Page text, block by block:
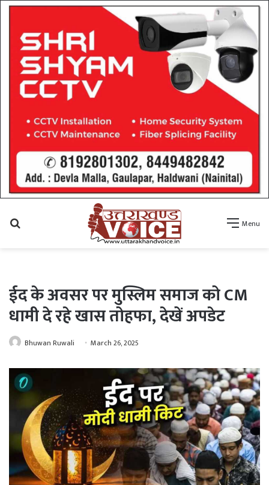
Menu
ईद के अवसर पर मुस्लिम समाज को CM
धामी दे रहे खास तोहफा, देखें अपडेट
Bhuwan Ruwali March 26, 2025